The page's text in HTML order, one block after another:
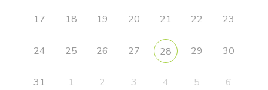
17 18 19 20 21 22 23
24 25 26 27 28 29 30
31 1 2 3 4 5 6